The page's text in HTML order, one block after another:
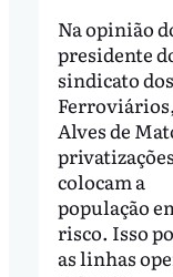
Na opinião
presidente
sindicato dos
Alves de
privatizações
colocam a
população
risco. Isso
as linhas